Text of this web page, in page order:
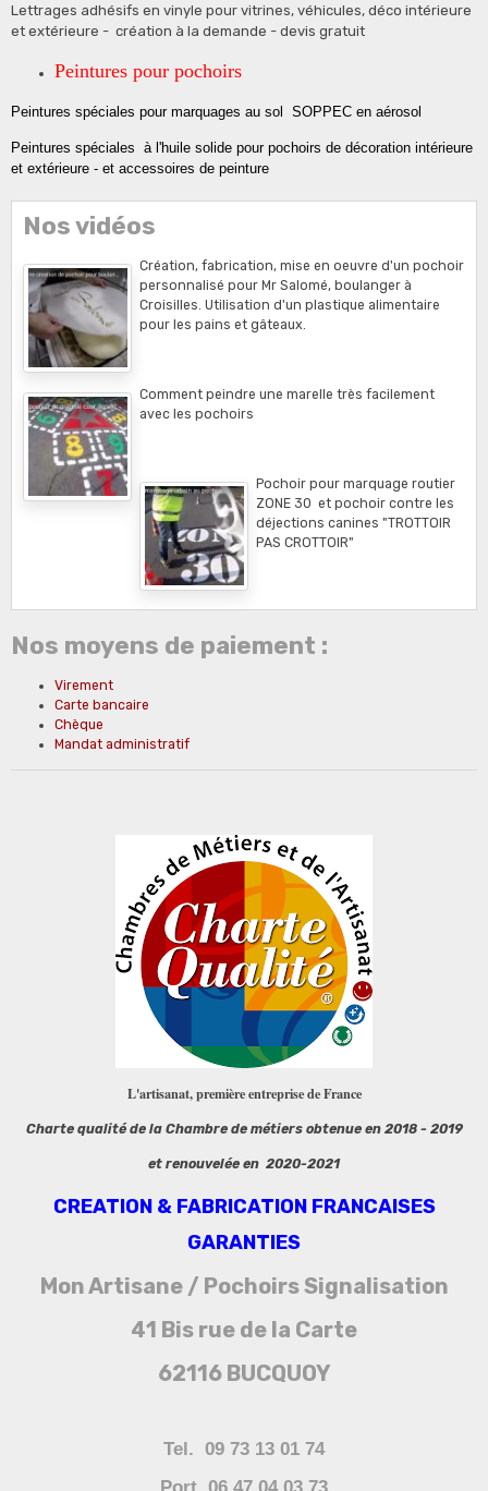
Lettrages adhésifs en vinyle pour vitrines, véhicules, déco intérieure
et extérieure - création à la demande - devis gratuit
Peintures pour pochoirs
Peintures spéciales pour marquages au sol SOPPEC en aérosol
Peintures spéciales à l'huile solide pour pochoirs de décoration intérieure
et extérieure - et accessoires de peinture
Nos vidéos
Création, fabrication, mise en oeuvre d'un pochoir
personnalisé pour Mr Salomé, boulanger à
Croisilles. Utilisation d'un plastique alimentaire
pour les pains et gâteaux.
Comment peindre une marelle très facilement
avec les pochoirs
Pochoir pour marquage routier
ZONE 30 et pochoir contre les
déjections canines "TROTTOIR
PAS CROTTOIR"
Nos moyens de paiement :
Virement
Carte bancaire
Chèque
Mandat administratif
L'artisanat, première entreprise de France
Charte qualité de la Chambre de métiers obtenue en 2018 - 2019
et renouvelée en 2020-2021
CREATION & FABRICATION FRANCAISES
GARANTIES
Mon Artisane / Pochoirs Signalisation
41 Bis rue de la Carte
62116 BUCQUOY
Tel. 09 73 13 01 74